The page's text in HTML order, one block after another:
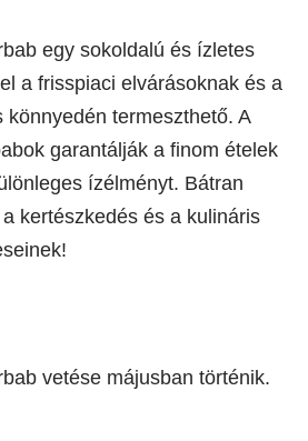
egy sokoldalú és ízletes
a frisspiaci elvárásoknak és a
könnyedén termeszthető. A
garantálják a finom ételek
ízélményt. Bátran
kertészkedés és a kulináris
vetése májusban történik.